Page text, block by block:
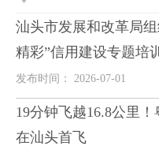
汕头市发展和改革局
精彩”信用建设专题培训
发布时间： 2026-07-01
19分钟飞越16.8公里
在汕头首飞